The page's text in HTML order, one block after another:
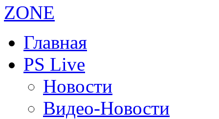
Главная
PS Live
Новости
Видео-Новости